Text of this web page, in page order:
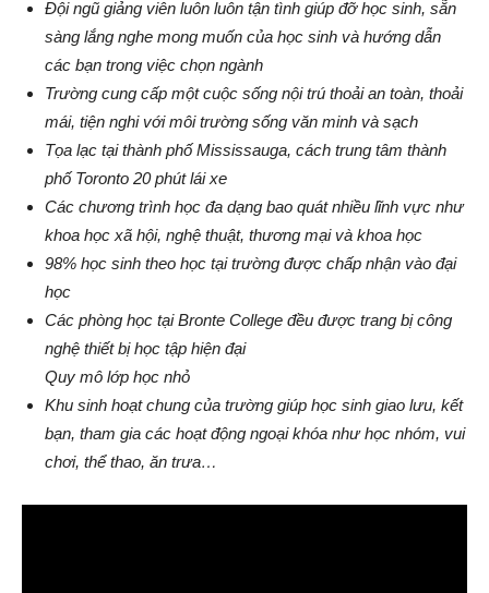
Đội ngũ giảng viên luôn luôn tận tình giúp đỡ học sinh, sẵn
sàng lắng nghe mong muốn của học sinh và hướng dẫn
các bạn trong việc chọn ngành
Trường cung cấp một cuộc sống nội trú thoải an toàn, thoải
mái, tiện nghi với môi trường sống văn minh và sạch
Tọa lạc tại thành phố Mississauga, cách trung tâm thành
phố Toronto 20 phút lái xe
Các chương trình học đa dạng bao quát nhiều lĩnh vực như
khoa học xã hội, nghệ thuật, thương mại và khoa học
98% học sinh theo học tại trường được chấp nhận vào đại
học
Các phòng học tại Bronte College đều được trang bị công
nghệ thiết bị học tập hiện đại
Quy mô lớp học nhỏ
Khu sinh hoạt chung của trường giúp học sinh giao lưu, kết
bạn, tham gia các hoạt động ngoại khóa như học nhóm, vui
chơi, thể thao, ăn trưa…